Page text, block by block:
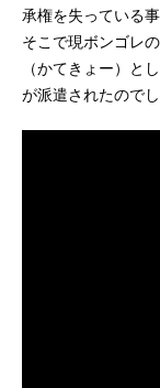
承権を失っている
そこで現ボンゴレ
（かてきょー）と
が派遣されたのでし